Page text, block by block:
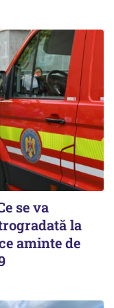
se va
la
aminte de